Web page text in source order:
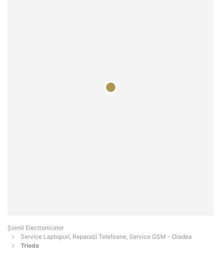
Șoimii Electronicelor
Service Laptopuri, Reparații Telefoane, Service GSM - Oradea
Trioda